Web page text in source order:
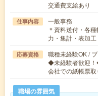
交通費支給あり
仕事内容
一般事務
＊資料送付・各
力・集計・表加
応募資格
職種未経験OK /
◆未経験者歓迎！
会社での紙帳票
職場の雰囲気